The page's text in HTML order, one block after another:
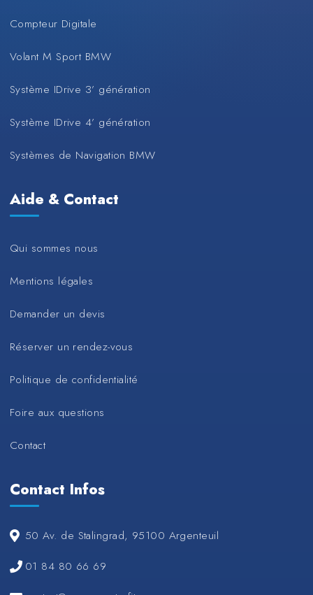
Compteur Digitale
Volant M Sport BMW
Système IDrive 3’ génération
Système IDrive 4’ génération
Systèmes de Navigation BMW
Aide & Contact
Qui sommes nous
Mentions légales
Demander un devis
Réserver un rendez-vous
Politique de confidentialité
Foire aux questions
Contact
Contact Infos
50 Av. de Stalingrad, 95100 Argenteuil
01 84 80 66 69